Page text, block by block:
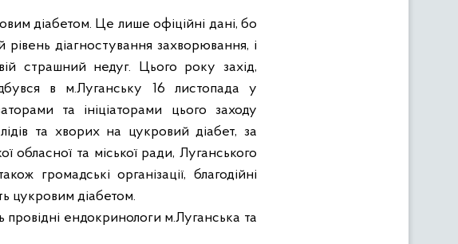
діабетом. Це лише офіційні дані, бо
діагностування захворювання, і
страшний недуг. Цього року захід,
в м.Луганську
16 листопада у
та ініціаторами цього заходу
та хворих на цукровий діабет, за
обласної та міської ради, Луганського
громадські організації, благодійні
цукровим діабетом.
ендокринологи м.Луганська та